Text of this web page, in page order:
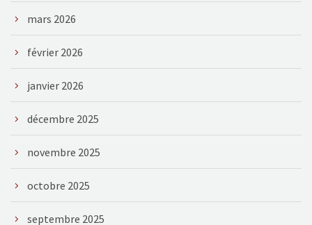
mars 2026
février 2026
janvier 2026
décembre 2025
novembre 2025
octobre 2025
septembre 2025